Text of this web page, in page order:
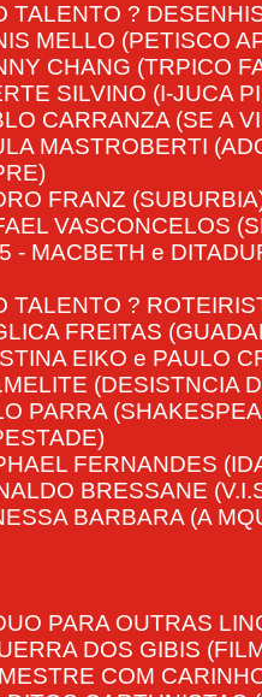
TALENTO ?
MELLO (PETISCO
CHANG (TRPICO
SILVINO (I-JUCA
CARRANZA (SE A
MASTROBERTI
FRANZ
VASCONCELOS
- MACBETH e
TALENTO ?
FREITAS
EIKO e PAULO
(DESISTNCIA
PARRA
FERNANDES
BRESSANE
BARBARA (A
PARA OUTRAS
DOS GIBIS
COM